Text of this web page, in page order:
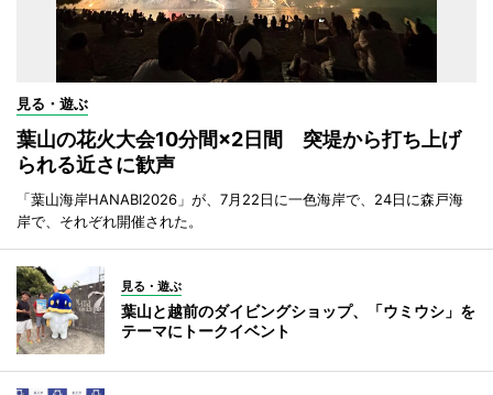
見る・遊ぶ
葉山の花火大会10分間×2日間 突堤から打ち上げ
られる近さに歓声
「葉山海岸HANABI2026」が、7月22日に一色海岸で、24日に森戸海
岸で、それぞれ開催された。
見る・遊ぶ
葉山と越前のダイビングショップ、「ウミウシ」を
テーマにトークイベント